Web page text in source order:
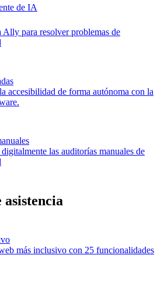
de IA
Ally para resolver problemas de
accesibilidad de forma autónoma con la
las auditorías manuales de
asistencia
más inclusivo con 25 funcionalidades